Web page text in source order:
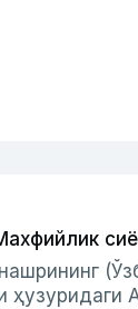
ҳузуридаги